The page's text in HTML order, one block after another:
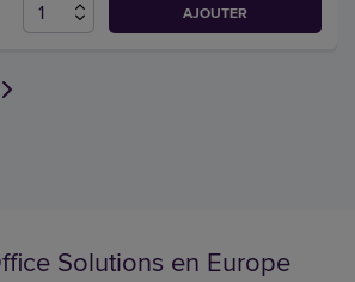
AJOUTER
Solutions en Europe